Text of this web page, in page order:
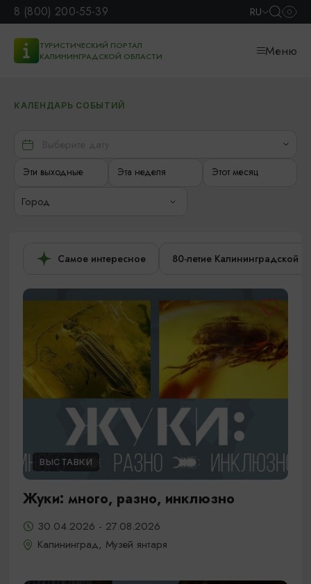
8 (800) 200-55-39 RU
ТУРИСТИЧЕСКИЙ ПОРТАЛ
КАЛИНИНГРАДСКОЙ ОБЛАСТИ
Меню
КАЛЕНДАРЬ СОБЫТИЙ
Эти выходные Эта неделя Этот месяц
Город
Самое интересное 80-летие Калининградской
ВЫСТАВКИ
Жуки: много, разно, инклюзно
30.04.2026 - 27.08.2026
Калининград, Музей янтаря